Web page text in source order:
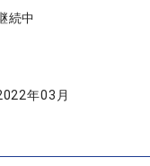
続中
年03月